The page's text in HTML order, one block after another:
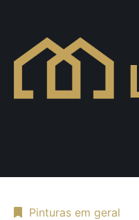
Pinturas em geral